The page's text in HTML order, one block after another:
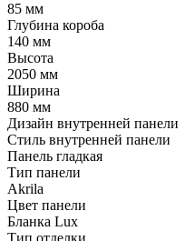
85 мм
Глубина короба
140 мм
Высота
2050 мм
Ширина
880 мм
Дизайн внутренней панели
Стиль внутренней панели
Панель гладкая
Тип панели
Akrila
Цвет панели
Бланка Lux
Тип отделки